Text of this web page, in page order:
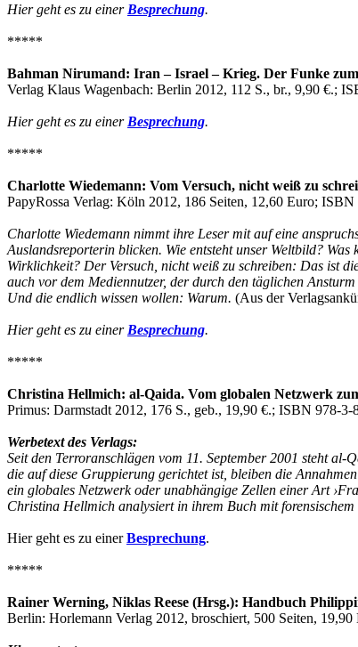
Hier geht es zu einer Besprechung.
*****
Bahman Nirumand: Iran – Israel – Krieg. Der Funke
Verlag Klaus Wagenbach: Berlin 2012, 112 S., br., 9,90 €.;
Hier geht es zu einer Besprechung.
*****
Charlotte Wiedemann: Vom Versuch, nicht weiß zu
PapyRossa Verlag: Köln 2012, 186 Seiten, 12,60 Euro;
Charlotte Wiedemann nimmt ihre Leser mit auf eine
Auslandsreporterin blicken. Wie entsteht unser Weltbild?
Wirklichkeit? Der Versuch, nicht weiß zu schreiben: Das ist
auch vor dem Mediennutzer, der durch den täglichen
Und die endlich wissen wollen: Warum. (Aus der
Hier geht es zu einer Besprechung.
*****
Christina Hellmich: al-Qaida. Vom globalen Netzwerk
Primus: Darmstadt 2012, 176 S., geb., 19,90 €.; ISBN 978-3-
Werbetext des Verlags:
Seit den Terroranschlägen vom 11. September 2001 steht
die auf diese Gruppierung gerichtet ist, bleiben die
ein globales Netzwerk oder unabhängige Zellen einer Art
Christina Hellmich analysiert in ihrem Buch mit
Hier geht es zu einerBesprechung.
*****
Rainer Werning, Niklas Reese (Hrsg.): Handbuch
Berlin: Horlemann Verlag 2012, broschiert, 500 Seiten,